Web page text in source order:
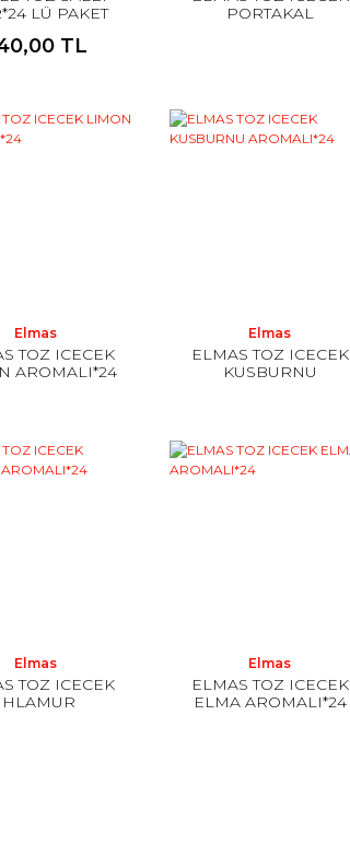
LÜ PAKET
TL
PORTAKAL
Elmas
TOZ ICECEK
AROMALI*24
Elmas
ELMAS TOZ ICECEK
KUSBURNU
Elmas
TOZ ICECEK
IHLAMUR
Elmas
ELMAS TOZ ICECEK
ELMA AROMALI*24